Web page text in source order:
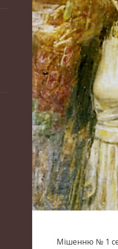
Мішенню № 1